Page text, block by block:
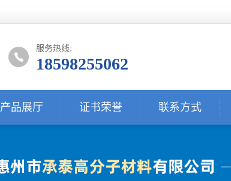
服务热线:
18598255062
产品展厅 证书荣誉 联系方式